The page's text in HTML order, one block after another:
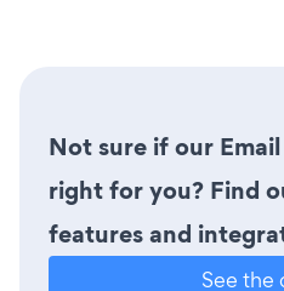
Not sure if our
right for you? Find
features and
See the